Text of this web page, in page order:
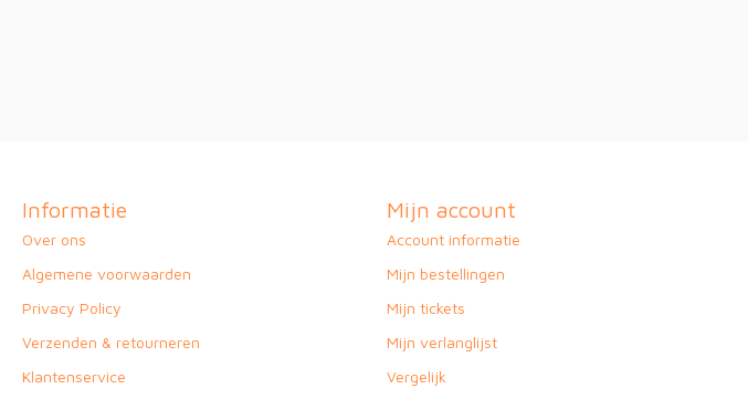
Informatie
Over ons
Algemene voorwaarden
Privacy Policy
Verzenden & retourneren
Klantenservice
Mijn account
Account informatie
Mijn bestellingen
Mijn tickets
Mijn verlanglijst
Vergelijk